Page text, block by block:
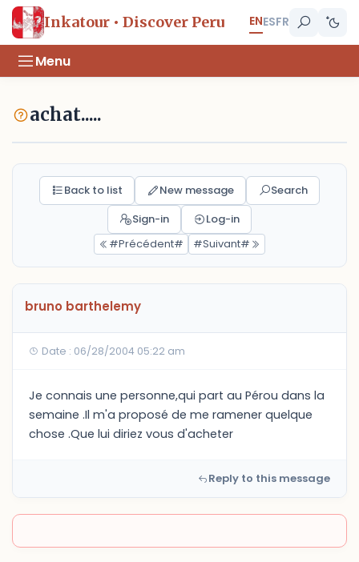
Inkatour • Discover Peru ENESFR
Menu
achat.....
Back to list New message
Search
Sign-in
Log-in
#Précédent#
#Suivant#
bruno barthelemy
Date : 06/28/2004 05:22 am
Je connais une personne,qui part au Pérou dans la
semaine .Il m'a proposé de me ramener quelque
chose .Que lui diriez vous d'acheter
Reply to this message